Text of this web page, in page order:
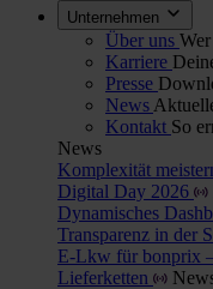
Unternehmen
Über uns
Karriere
Presse
News
Kontakt So
News
Komplexität
Digital Day 2026
Dynamisches
Transparenz in der
E-Lkw für bonprix
Lieferketten